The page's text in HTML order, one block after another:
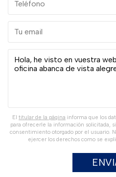
El titular de la página informa que los
para ofrecerle la información solicitada,
consentimiento otorgado por el usuario.
ejercer los derechos como se